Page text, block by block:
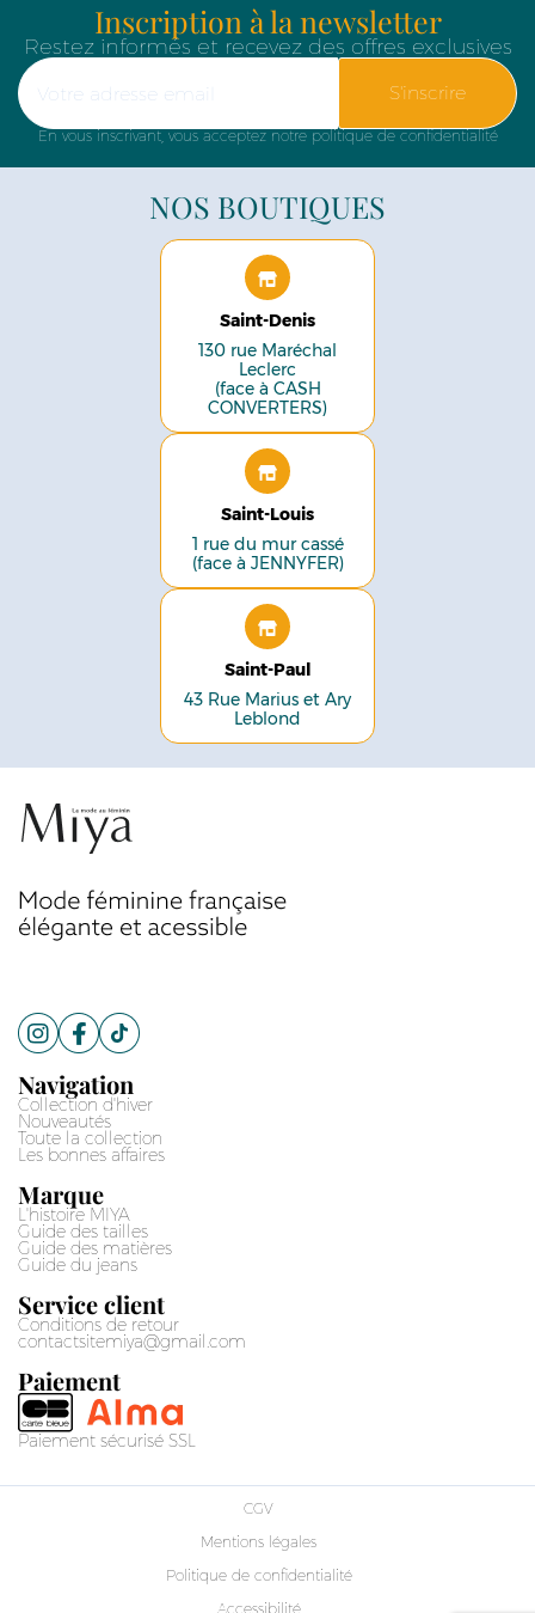
Inscription à la newsletter
Restez informés et recevez des offres exclusives
S'inscrire
En vous inscrivant, vous acceptez notre politique de confidentialité
NOS BOUTIQUES
Saint-Denis
130 rue Maréchal
Leclerc
(face à CASH
CONVERTERS)
Saint-Louis
1 rue du mur cassé
(face à JENNYFER)
Saint-Paul
43 Rue Marius et Ary
Leblond
Navigation
Collection d'hiver
Nouveautés
Toute la collection
Les bonnes affaires
Marque
L'histoire MIYA
Guide des tailles
Guide des matières
Guide du jeans
Service client
Conditions de retour
contactsitemiya@gmail.com
Paiement
Paiement sécurisé SSL
CGV
Mentions légales
Politique de confidentialité
Accessibilité